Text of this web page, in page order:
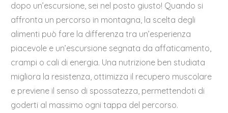
dopo un’escursione, sei nel posto giusto! Quando si
affronta un percorso in montagna, la scelta degli
alimenti può fare la differenza tra un’esperienza
piacevole e un’escursione segnata da affaticamento,
crampi o cali di energia. Una nutrizione ben studiata
migliora la resistenza, ottimizza il recupero muscolare
e previene il senso di spossatezza, permettendoti di
goderti al massimo ogni tappa del percorso.